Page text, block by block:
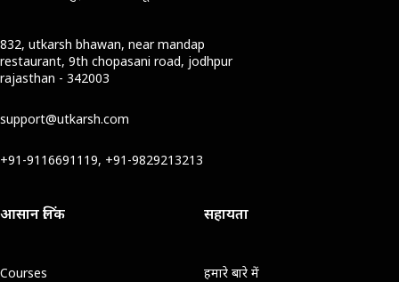
832, utkarsh bhawan, near mandap
restaurant, 9th chopasani road, jodhpur
rajasthan - 342003
support@utkarsh.com
+91-9116691119, +91-9829213213
आसान लिंक
Courses
सहायता
हमारे बारे में